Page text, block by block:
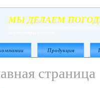
МЫ ДЕЛАЕМ
Продукция
страница